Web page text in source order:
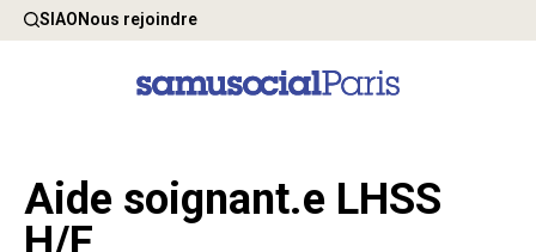
SIAONous rejoindre
Aide soignant.e LHSS